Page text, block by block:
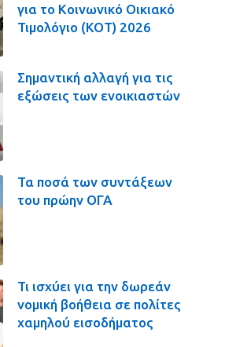
για το Κοινωνικό Οικιακό
Τιμολόγιο (ΚΟΤ) 2026
Σημαντική αλλαγή για τις
εξώσεις των ενοικιαστών
Τα ποσά των συντάξεων
του πρώην ΟΓΑ
Τι ισχύει για την δωρεάν
νομική βοήθεια σε πολίτες
χαμηλού εισοδήματος